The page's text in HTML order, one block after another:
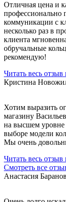
Отличная цена и
профессионально
коммуникации с
несколько раз в
клиента
обручальные
рекомендую!
Читать весь
Кристина
Хотим выразить
магазину
на высшем
выборе модели
Мы очень
Читать весь
Смотреть все
Анастасия